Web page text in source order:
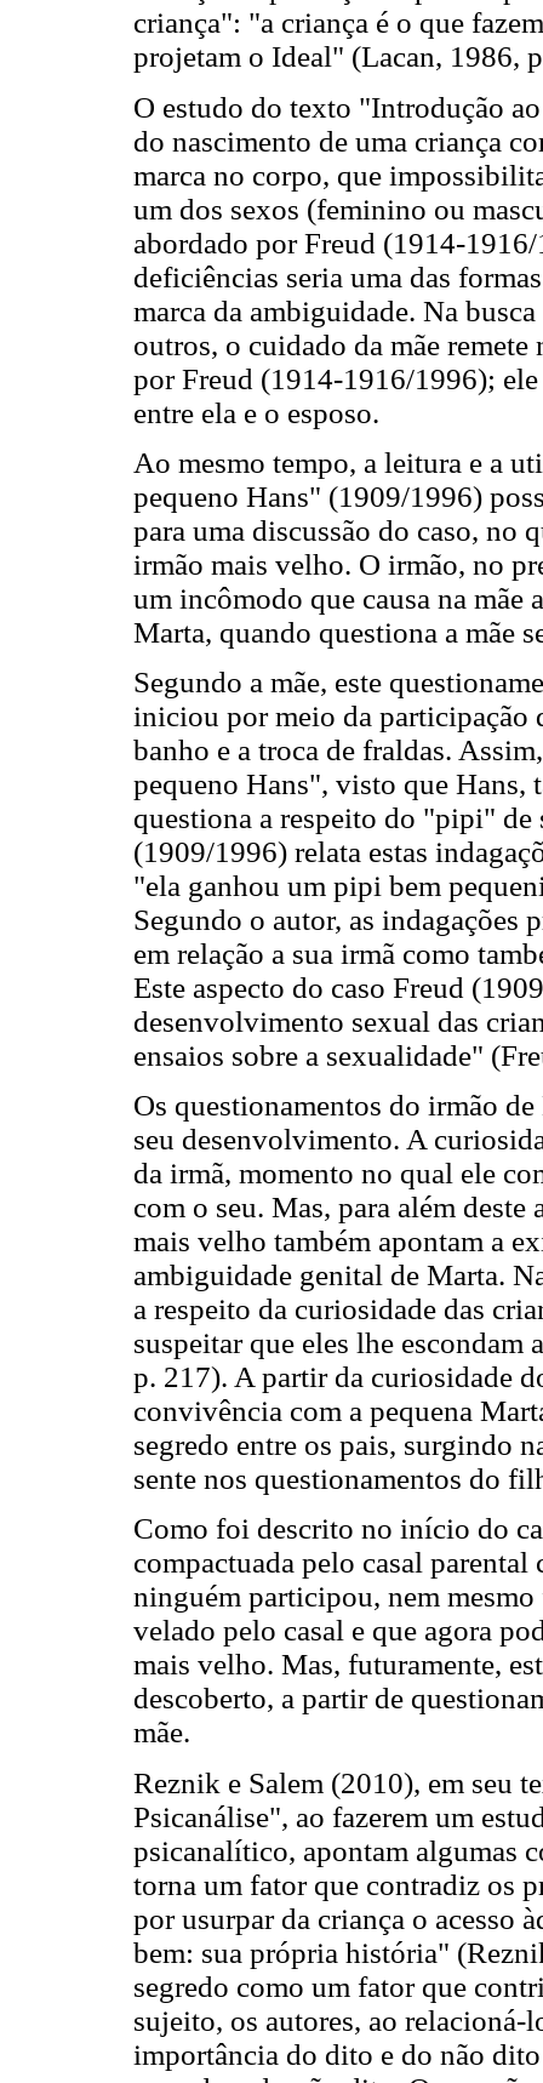
criança": "a criança é o que
projetam o Ideal" (Lacan, 1986,
O estudo do texto "Introdução
do nascimento de uma criança
marca no corpo, que
um dos sexos (feminino ou
abordado por Freud (1914-
deficiências seria uma das
marca da ambiguidade. Na
outros, o cuidado da mãe
por Freud (1914-1916/1996);
entre ela e o esposo.
Ao mesmo tempo, a leitura e a
pequeno Hans" (1909/1996)
para uma discussão do caso, no
irmão mais velho. O irmão, no
um incômodo que causa na mãe
Marta, quando questiona a mãe
Segundo a mãe, este
iniciou por meio da participação
banho e a troca de fraldas.
pequeno Hans", visto que Hans,
questiona a respeito do "pipi" de
(1909/1996) relata estas
"ela ganhou um pipi bem
Segundo o autor, as indagações
em relação a sua irmã como
Este aspecto do caso Freud
desenvolvimento sexual das
ensaios sobre a sexualidade"
Os questionamentos do irmão
seu desenvolvimento. A
da irmã, momento no qual ele
com o seu. Mas, para além
mais velho também apontam a
ambiguidade genital de Marta.
a respeito da curiosidade das
suspeitar que eles lhe
p. 217). A partir da curiosidade
convivência com a pequena
segredo entre os pais, surgindo
sente nos questionamentos do
Como foi descrito no início do
compactuada pelo casal
ninguém participou, nem
velado pelo casal e que agora
mais velho. Mas, futuramente,
descoberto, a partir de
mãe.
Reznik e Salem (2010), em seu
Psicanálise", ao fazerem um
psicanalítico, apontam algumas
torna um fator que contradiz os
por usurpar da criança o acesso
bem: sua própria história"
segredo como um fator que
sujeito, os autores, ao relacioná-
importância do dito e do não